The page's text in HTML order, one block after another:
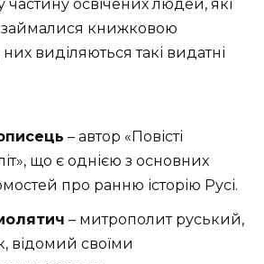
частину освічених людей, які
книжковою
виділяються такі видатні
– автор «Повісті
що є однією з основних
про ранню історію Русі.
– митрополит руський,
відомий своїми